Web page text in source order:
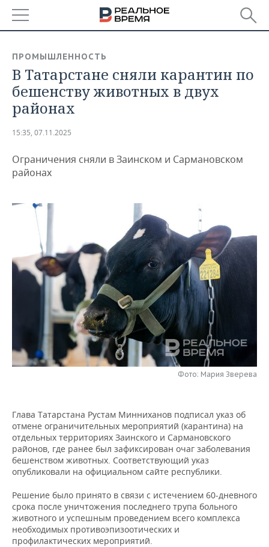
БАШКОРТОСТАН
ТАТАРСТАН
НОВОСТИ
АНАЛИТИКА
ДЕКЛАРАЦИИ О ДОХОДАХ
ВУЗЫ ТАТАРСТАНА
КОМУ ПРИНАДЛЕЖАТ
ТОРГОВЫЕ ЦЕНТРЫ
ТАТАРСТАНА
НОВОСТИ ЭКОНОМИКИ
БАНКИ
БЮДЖЕТ
ИНВЕСТИЦИИ
ПРОМЫШЛЕННОСТЬ
АГРОПРОМ
МАШИНОСТРОЕНИЕ
НЕФТЕХИМИЯ
ЭНЕРГЕТИКА
НЕДВИЖИМОСТЬ
НОВОСТИ НЕДВИЖИМОСТИ
АВТО
НОВОСТИ АВТО
БИЗНЕС
НОВОСТИ БИЗНЕСА
РОЗНИЧНАЯ ТОРГОВЛЯ
ТРАНСПОРТ
УСЛУГИ
ТЕХНОЛОГИИ
НОВОСТИ ТЕХНОЛОГИЙ
МЕДИА
МЕРОПРИЯТИЯ
НОВОСТИ МЕРОПРИЯТИЙ
ВЫЕЗДНАЯ РЕДАКЦИЯ
ОТКРЫТАЯ ЛЕКЦИЯ
НОВОСТИ СПОРТА
БАСКЕТБОЛ
ВОЛЕЙБОЛ
ФИГУРНОЕ КАТАНИЕ
ВОДНЫЕ ВИДЫ СПОРТА
ОБЩЕСТВО
ИНФРАСТРУКТУРА
ИСТОРИЯ
МЕДИЦИНА
ОБРАЗОВАНИЕ
СПРАВОЧНИК
СПИСОК ПЕРСОН
ПОЛНАЯ ВЕРСИЯ
ПРОМЫШЛЕННОСТЬ
В Татарстане сняли карантин по
бешенству животных в двух
районах
15:35, 07.11.2025
Ограничения сняли в Заинском и Сармановском
районах
Фото: Мария Зверева
Глава Татарстана Рустам Минниханов подписал указ об
отмене ограничительных мероприятий (карантина) на
отдельных территориях Заинского и Сармановского
районов, где ранее был зафиксирован очаг заболевания
бешенством животных. Соответствующий указ
опубликовали на официальном сайте республики.
Решение было принято в связи с истечением 60-дневного
срока после уничтожения последнего трупа больного
животного и успешным проведением всего комплекса
необходимых противоэпизоотических и
профилактических мероприятий.